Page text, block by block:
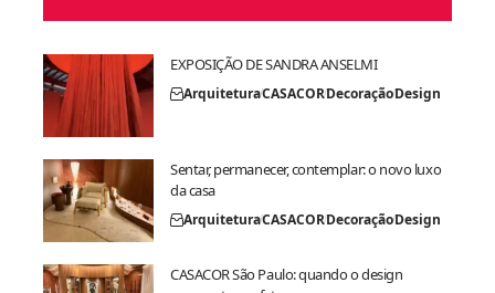
EXPOSIÇÃO DE SANDRA ANSELMI
ArquiteturaCASACORDecoraçãoDesign
Sentar, permanecer, contemplar: o novo luxo
da casa
ArquiteturaCASACORDecoraçãoDesign
CASACOR São Paulo: quando o design